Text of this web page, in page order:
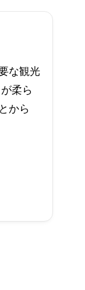
な観光
柔ら
から